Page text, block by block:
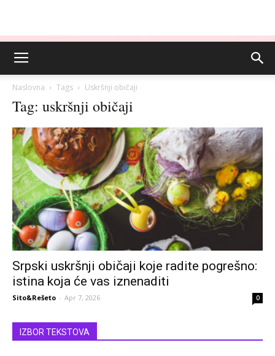
Naslovna Tags Uskršnji običaji
Tag: uskršnji običaji
Srpski uskršnji običaji koje radite pogrešno:
istina koja će vas iznenaditi
Sito&Rešeto - Apr 7, 2026 0
IZBOR TEKSTOVA